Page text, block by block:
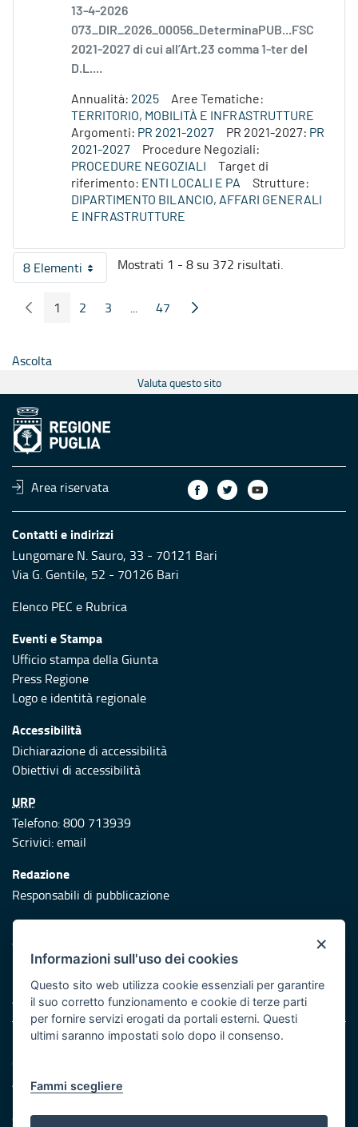
13-4-2026
073_DIR_2026_00056_DeterminaPUB...FSC
2021-2027 di cui all’Art.23 comma 1-ter del
D.L....
Annualità: 2025
Aree Tematiche:
TERRITORIO, MOBILITÀ E INFRASTRUTTURE
Argomenti: PR 2021-2027 PR 2021-2027: PR
2021-2027
Procedure Negoziali:
PROCEDURE NEGOZIALI
Target di
riferimento: ENTI LOCALI E PA
Strutture:
DIPARTIMENTO BILANCIO, AFFARI GENERALI
E INFRASTRUTTURE
8 ElementiPer pagina
Mostrati 1 - 8 su 372 risultati.
Pagina Precedente
Pagina
1 Pagina
2 Pagina
3 ...
Pagine intermedie
Pagina
47 Pagina Seguente
Ascolta
Valuta questo sito
Area riservata
Contatti e indirizzi
Lungomare N. Sauro, 33 - 70121 Bari
Via G. Gentile, 52 - 70126 Bari
Elenco PEC e Rubrica
Eventi e Stampa
Ufficio stampa della Giunta
Press Regione
Logo e identità regionale
Accessibilità
Dichiarazione di accessibilità
Obiettivi di accessibilità
URP
Telefono: 800 713939
Scrivici:email
Redazione
Responsabili di pubblicazione
Protezione civile
Vai al sito di Protezione Civile Puglia
Iniziativa finanziata con risorse del POR Puglia 2014/2020 -
Asse XI
Note legali
Cookie e privacy
Atti di notifica
Servizi Intranet
×
Informazioni sull'uso dei cookies
Questo sito web utilizza cookie essenziali per garantire
il suo corretto funzionamento e cookie di terze parti
per fornire servizi erogati da portali esterni. Questi
ultimi saranno impostati solo dopo il consenso.
Fammi scegliere